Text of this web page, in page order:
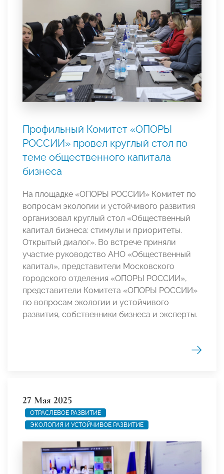
Профильный Комитет «ОПОРЫ
РОССИИ» провел круглый стол по
теме общественного капитала
бизнеса
На площадке «ОПОРЫ РОССИИ» Комитет по
вопросам экологии и устойчивого развития
организовал круглый стол «Общественный
капитал бизнеса: стимулы и приоритеты.
Открытый диалог». Во встрече приняли
участие руководство АНО «Общественный
капитал», представители Московского
городского отделения «ОПОРЫ РОССИИ»,
представители Комитета «ОПОРЫ РОССИИ»
по вопросам экологии и устойчивого
развития, собственники бизнеса и эксперты.
27 Мая 2025
ОТРАСЛЕВОЕ РАЗВИТИЕ
ЭКОЛОГИЯ И УСТОЙЧИВОЕ РАЗВИТИЕ